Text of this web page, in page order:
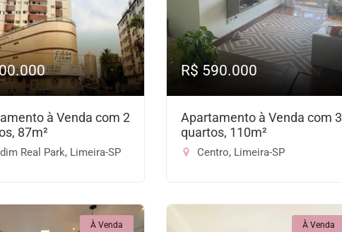
à Venda com 2
87m²
Real Park, Limeira-SP
R$ 590.000
Apartamento à Venda com 3
quartos, 110m²
Centro, Limeira-SP
À Venda À Venda